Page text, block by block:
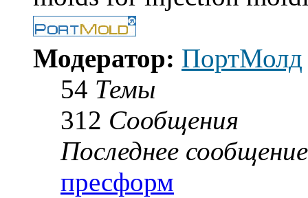
Модератор: ПортМолд
54 Темы
312 Сообщения
Последнее сообщение
пресформ